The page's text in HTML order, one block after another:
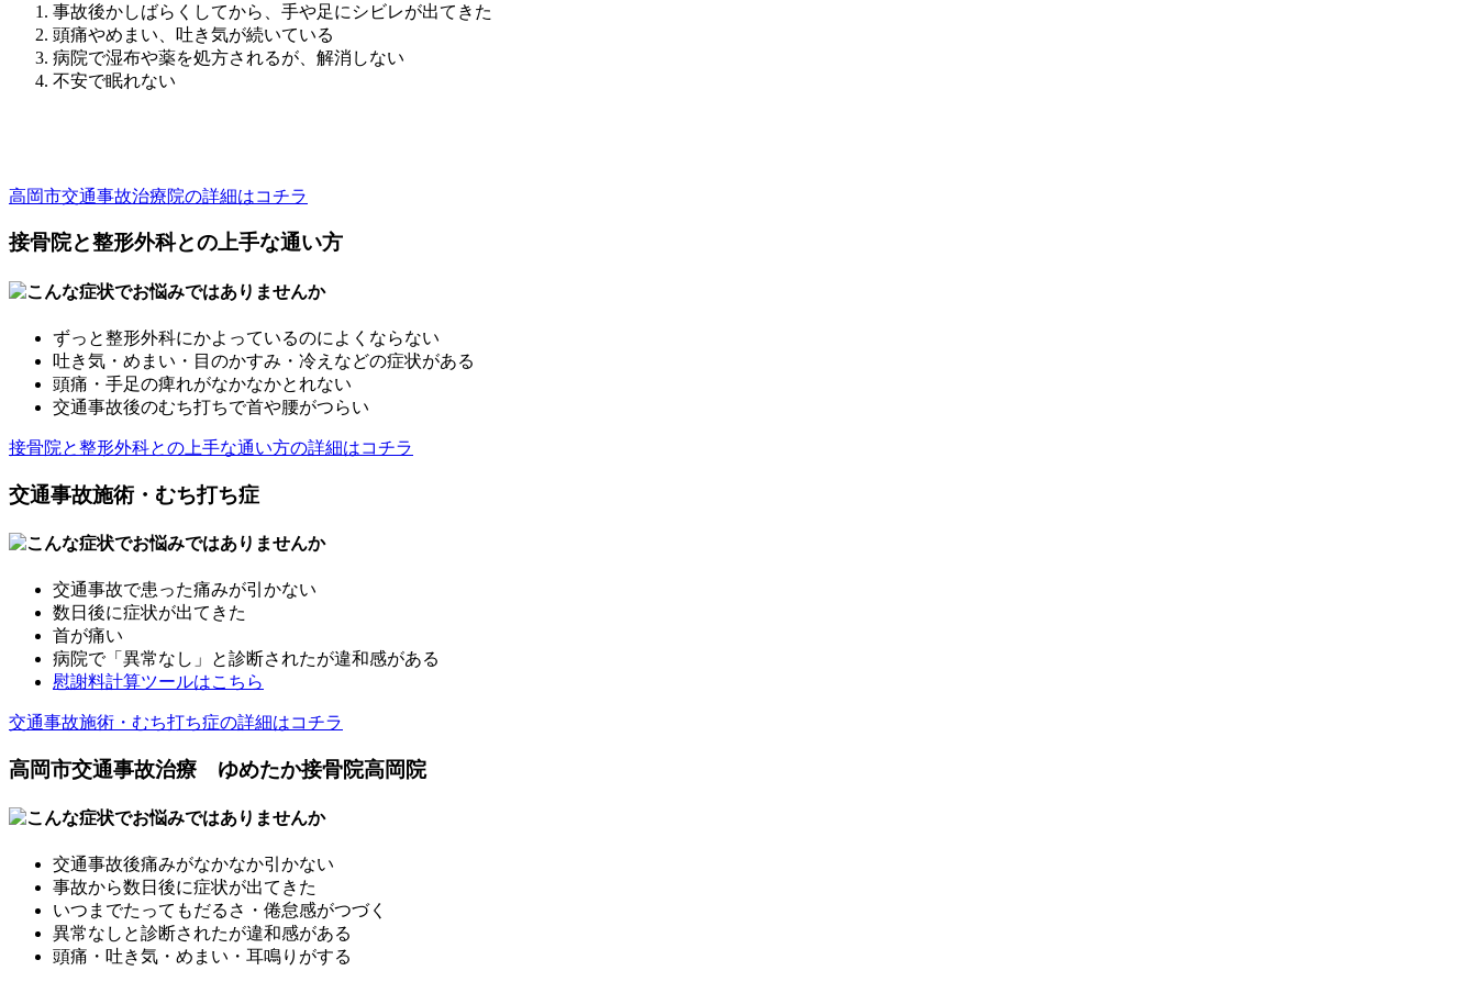
事故後かしばらくしてから、手や足にシビレが出てきた
頭痛やめまい、吐き気が続いている
病院で湿布や薬を処方されるが、解消しない
不安で眠れない
高岡市交通事故治療院の詳細はコチラ
接骨院と整形外科との上手な通い方
ずっと整形外科にかよっているのによくならない
吐き気・めまい・目のかすみ・冷えなどの症状がある
頭痛・手足の痺れがなかなかとれない
交通事故後のむち打ちで首や腰がつらい
接骨院と整形外科との上手な通い方の詳細はコチラ
交通事故施術・むち打ち症
交通事故で患った痛みが引かない
数日後に症状が出てきた
首が痛い
病院で「異常なし」と診断されたが違和感がある
慰謝料計算ツールはこちら
交通事故施術・むち打ち症の詳細はコチラ
高岡市交通事故治療 ゆめたか接骨院高岡院
交通事故後痛みがなかなか引かない
事故から数日後に症状が出てきた
いつまでたってもだるさ・倦怠感がつづく
異常なしと診断されたが違和感がある
頭痛・吐き気・めまい・耳鳴りがする